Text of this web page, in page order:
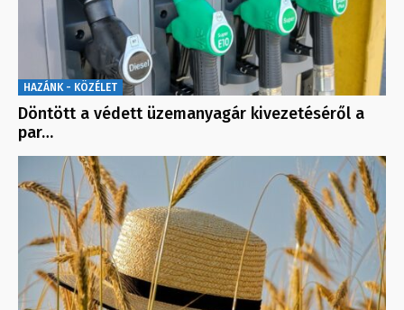
HAZÁNK - KÖZÉLET
Döntött a védett üzemanyagár kivezetéséről a
par…